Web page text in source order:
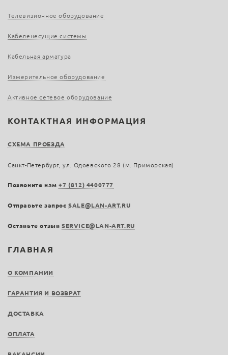
ГЛАВНАЯ
О КОМПАНИИ
ГАРАНТИЯ И ВОЗВРАТ
ДОСТАВКА
ОПЛАТА
Телевизионное оборудование
Кабеленесущие системы
Кабельная арматура
Измерительное оборудование
Активное сетевое оборудование
КОНТАКТНАЯ ИНФОРМАЦИЯ
СХЕМА ПРОЕЗДА
Санкт-Петербург, ул. Одоевского 28 (м. Приморская)
Позвоните нам+7 (812) 4400777
Отправьте запросSALE@LAN-ART.RU
Оставьте отзыв SERVICE@LAN-ART.RU